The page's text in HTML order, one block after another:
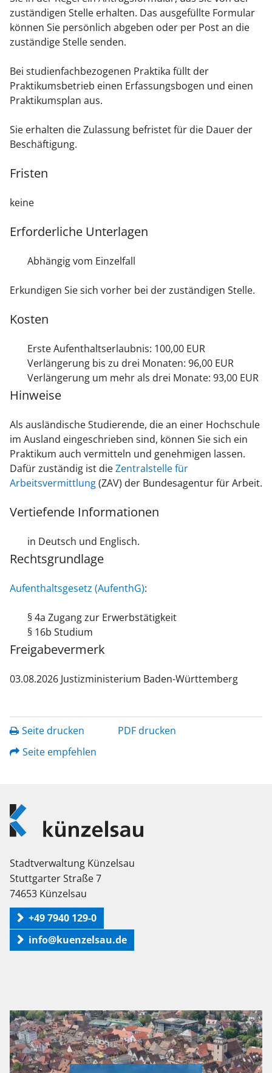
zuständigen Stelle erhalten. Das ausgefüllte Formular
können Sie persönlich abgeben oder per Post an die
zuständige Stelle senden.
Bei studienfachbezogenen Praktika füllt der
Praktikumsbetrieb einen Erfassungsbogen und einen
Praktikumsplan aus.
Sie erhalten die Zulassung befristet für die Dauer der
Beschäftigung.
Fristen
keine
Erforderliche Unterlagen
Abhängig vom Einzelfall
Erkundigen Sie sich vorher bei der zuständigen Stelle.
Kosten
Erste Aufenthaltserlaubnis: 100,00 EUR
Verlängerung bis zu drei Monaten: 96,00 EUR
Verlängerung um mehr als drei Monate: 93,00 EUR
Hinweise
Als ausländische Studierende, die an einer Hochschule
im Ausland eingeschrieben sind, können Sie sich ein
Praktikum auch vermitteln und genehmigen lassen.
Dafür zuständig ist dieZentralstelle für
Arbeitsvermittlung(ZAV) der Bundesagentur für Arbeit.
Vertiefende Informationen
in Deutsch und Englisch.
Rechtsgrundlage
Aufenthaltsgesetz (AufenthG):
§ 4a Zugang zur Erwerbstätigkeit
§ 16b Studium
Freigabevermerk
03.08.2026 Justizministerium Baden-Württemberg
Seite drucken
PDF drucken
Seite empfehlen
Logo
Künzelsau
Stadtverwaltung Künzelsau
Stuttgarter Straße 7
74653 Künzelsau
+49 7940 129-0
info@kuenzelsau.de